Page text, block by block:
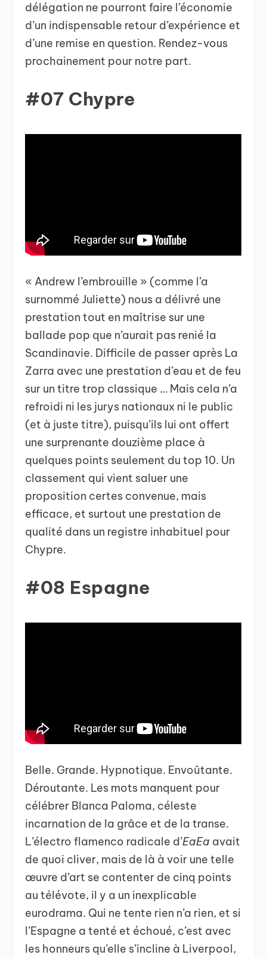
délégation ne pourront faire l’économie
d’un indispensable retour d’expérience et
d’une remise en question. Rendez-vous
prochainement pour notre part.
#07 Chypre
« Andrew l’embrouille » (comme l’a
surnommé Juliette) nous a délivré une
prestation tout en maîtrise sur une
ballade pop que n’aurait pas renié la
Scandinavie. Difficile de passer après La
Zarra avec une prestation d’eau et de feu
sur un titre trop classique … Mais cela n’a
refroidi ni les jurys nationaux ni le public
(et à juste titre), puisqu’ils lui ont offert
une surprenante douzième place à
quelques points seulement du top 10. Un
classement qui vient saluer une
proposition certes convenue, mais
efficace, et surtout une prestation de
qualité dans un registre inhabituel pour
Chypre.
#08 Espagne
Belle. Grande. Hypnotique. Envoûtante.
Déroutante. Les mots manquent pour
célébrer Blanca Paloma, céleste
incarnation de la grâce et de la transe.
L’électro flamenco radicale d’EaEa avait
de quoi cliver, mais de là à voir une telle
œuvre d’art se contenter de cinq points
au télévote, il y a un inexplicable
eurodrama. Qui ne tente rien n’a rien, et si
l’Espagne a tenté et échoué, c’est avec
les honneurs qu’elle s’incline à Liverpool,